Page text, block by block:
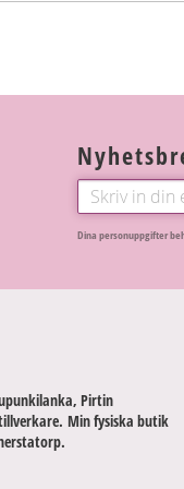
Dina personuppgifter
Pirtin
Min fysiska butik